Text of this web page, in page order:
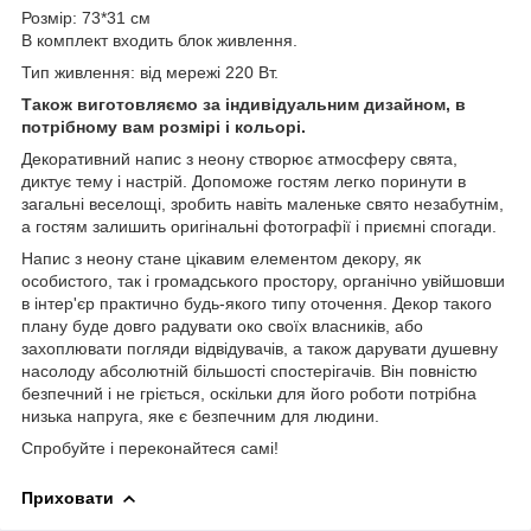
Розмір: 73*31 см
В комплект входить блок живлення.
Тип живлення: від мережі 220 Вт.
Також виготовляємо за індивідуальним дизайном, в
потрібному вам розмірі і кольорі.
Декоративний напис з неону створює атмосферу свята,
диктує тему і настрій. Допоможе гостям легко поринути в
загальні веселощі, зробить навіть маленьке свято незабутнім,
а гостям залишить оригінальні фотографії і приємні спогади.
Напис з неону стане цікавим елементом декору, як
особистого, так і громадського простору, органічно увійшовши
в інтер'єр практично будь-якого типу оточення. Декор такого
плану буде довго радувати око своїх власників, або
захоплювати погляди відвідувачів, а також дарувати душевну
насолоду абсолютній більшості спостерігачів. Він повністю
безпечний і не гріється, оскільки для його роботи потрібна
низька напруга, яке є безпечним для людини.
Спробуйте і переконайтеся самі!
Приховати